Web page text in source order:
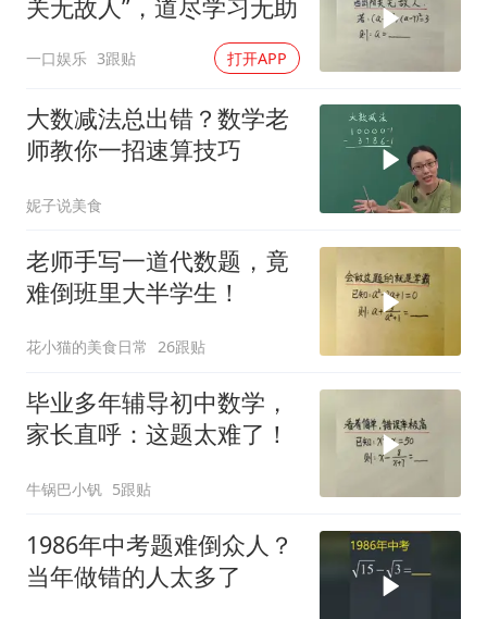
关无故人”，道尽学习无助
一口娱乐 3跟贴 打开APP
大数减法总出错？数学老
师教你一招速算技巧
妮子说美食
老师手写一道代数题，竟
难倒班里大半学生！
花小猫的美食日常 26跟贴
毕业多年辅导初中数学，
家长直呼：这题太难了！
牛锅巴小钒 5跟贴
1986年中考题难倒众人？
当年做错的人太多了